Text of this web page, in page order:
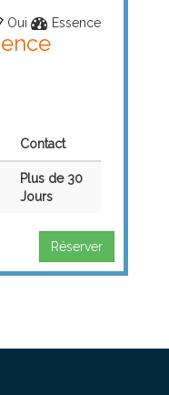
Oui Essence
Contact
Plus de 30
Jours
Réserver